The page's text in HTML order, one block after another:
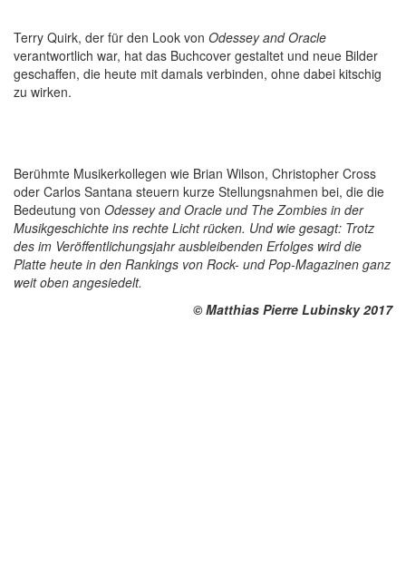
Terry Quirk, der für den Look von Odessey and Oracle
verantwortlich war, hat das Buchcover gestaltet und neue Bilder
geschaffen, die heute mit damals verbinden, ohne dabei kitschig
zu wirken.
Berühmte Musikerkollegen wie Brian Wilson, Christopher Cross
oder Carlos Santana steuern kurze Stellungsnahmen bei, die die
Bedeutung von Odessey and Oracle und The Zombies in der
Musikgeschichte ins rechte Licht rücken. Und wie gesagt: Trotz
des im Veröffentlichungsjahr ausbleibenden Erfolges wird die
Platte heute in den Rankings von Rock- und Pop-Magazinen ganz
weit oben angesiedelt.
©Matthias Pierre Lubinsky 2017